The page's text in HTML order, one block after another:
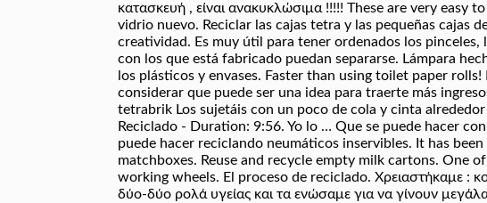
κατασκευή , είναι ανακυκλώσιμα !!!!! These are very
vidrio nuevo. Reciclar las cajas tetra y las pequeñas cajas
creatividad. Es muy útil para tener ordenados los
con los que está fabricado puedan separarse. Lámpara
los plásticos y envases. Faster than using toilet paper
considerar que puede ser una idea para traerte más
tetrabrik Los sujetáis con un poco de cola y cinta
Reciclado - Duration: 9:56. Yo lo … Que se puede hacer
puede hacer reciclando neumáticos inservibles. It has
matchboxes. Reuse and recycle empty milk cartons. One
working wheels. El proceso de reciclado. Χρειαστήκαμε :
δύο-δύο ρολά υγείας και τα ενώσαμε για να γίνουν